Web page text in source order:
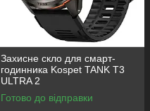
Захисне скло для смарт-
годинника Kospet TANK T3
ULTRA 2
Готово до відправки